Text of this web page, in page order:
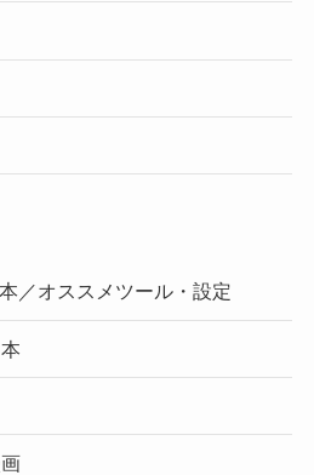
／オススメツール・設定